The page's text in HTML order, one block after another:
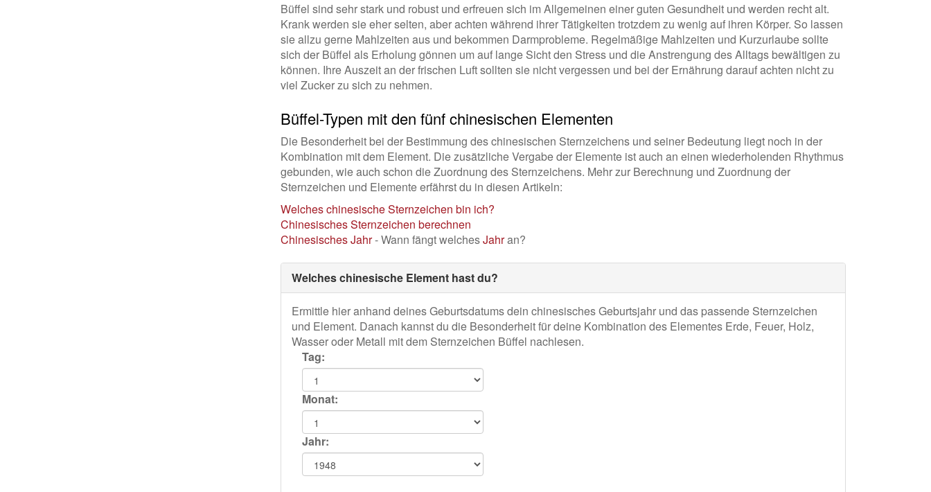
Büffel sind sehr stark und robust und erfreuen sich im Allgemeinen einer guten Gesundheit und werden recht alt.
Krank werden sie eher selten, aber achten während ihrer Tätigkeiten trotzdem zu wenig auf ihren Körper. So lassen
sie allzu gerne Mahlzeiten aus und bekommen Darmprobleme. Regelmäßige Mahlzeiten und Kurzurlaube sollte
sich der Büffel als Erholung gönnen um auf lange Sicht den Stress und die Anstrengung des Alltags bewältigen zu
können. Ihre Auszeit an der frischen Luft sollten sie nicht vergessen und bei der Ernährung darauf achten nicht zu
viel Zucker zu sich zu nehmen.
Büffel-Typen mit den fünf chinesischen Elementen
Die Besonderheit bei der Bestimmung des chinesischen Sternzeichens und seiner Bedeutung liegt noch in der
Kombination mit dem Element. Die zusätzliche Vergabe der Elemente ist auch an einen wiederholenden Rhythmus
gebunden, wie auch schon die Zuordnung des Sternzeichens. Mehr zur Berechnung und Zuordnung der
Sternzeichen und Elemente erfährst du in diesen Artikeln:
Welches chinesische Sternzeichen bin ich?
Chinesisches Sternzeichen berechnen
ChinesischesJahr- Wann fängt welchesJahran?
Welches chinesische Element hast du?
Ermittle hier anhand deines Geburtsdatums dein chinesisches Geburtsjahr und das passende Sternzeichen
und Element. Danach kannst du die Besonderheit für deine Kombination des Elementes Erde, Feuer, Holz,
Wasser oder Metall mit dem Sternzeichen Büffel nachlesen.
Tag:
Monat:
Jahr: